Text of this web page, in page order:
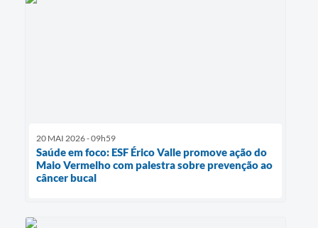
20 MAI 2026 - 09h59
Saúde em foco: ESF Érico Valle promove ação do
Maio Vermelho com palestra sobre prevenção ao
câncer bucal